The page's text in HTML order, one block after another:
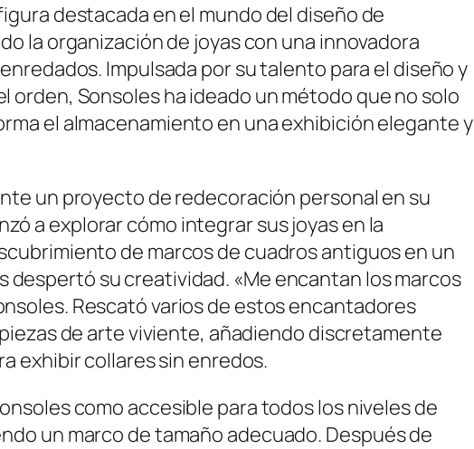
destacada en el mundo del diseño de
la organización de joyas con una innovadora
Impulsada por su talento para el diseño y
orden, Sonsoles ha ideado un método que no solo
el almacenamiento en una exhibición elegante y
un proyecto de redecoración personal en su
a explorar cómo integrar sus joyas en la
de marcos de cuadros antiguos en un
despertó su creatividad. «Me encantan los marcos
Rescató varios de estos encantadores
de arte viviente, añadiendo discretamente
exhibir collares sin enredos.
como accesible para todos los niveles de
un marco de tamaño adecuado. Después de